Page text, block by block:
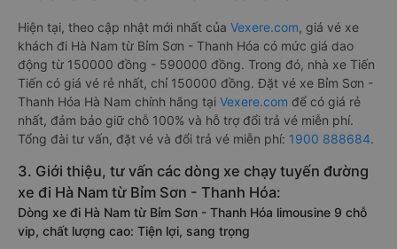
Hiện tại, theo cập nhật mới nhất của Vexere.com, giá vé xe
khách đi Hà Nam từ Bỉm Sơn - Thanh Hóa có mức giá dao
động từ 150000 đồng - 590000 đồng. Trong đó, nhà xe Tiến
Tiến có giá vé rẻ nhất, chỉ 150000 đồng. Đặt vé xe Bỉm Sơn -
Thanh Hóa Hà Nam chính hãng tại Vexere.com để có giá rẻ
nhất, đảm bảo giữ chỗ 100% và hỗ trợ đổi trả vé miễn phí.
Tổng đài tư vấn, đặt vé và đổi trả vé miễn phí: 1900 888684.
3. Giới thiệu, tư vấn các dòng xe chạy tuyến đường
xe đi Hà Nam từ Bỉm Sơn - Thanh Hóa:
Dòng xe đi Hà Nam từ Bỉm Sơn - Thanh Hóa limousine 9 chỗ
vip, chất lượng cao: Tiện lợi, sang trọng